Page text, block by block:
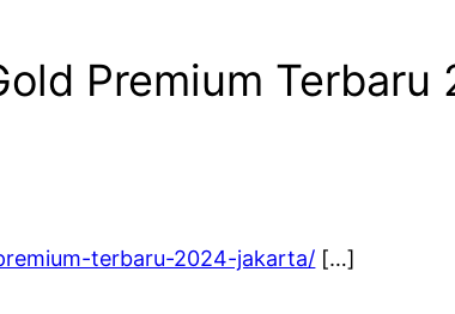
Premium Terbaru
terbaru-2024-jakarta/ […]